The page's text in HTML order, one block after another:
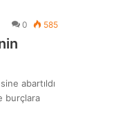
0 585
abartıldı
burçlara